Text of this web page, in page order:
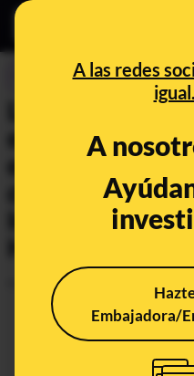
A las redes
igual.
A
Embajadora/
CONTROL DEL PODER
La vuelta al
en Álava y
educación
distancia
Instituto de
Publicado el